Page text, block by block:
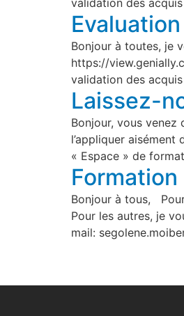
Bonjour à toutes, je
https://
validation des
Laissez-
Bonjour, vous
l’appliquer
« Espace » de
Bonjour à tous,
Pour les autres, je
mail: